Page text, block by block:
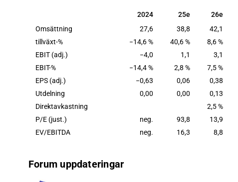
2024 25e 26e
2024 25e
26e
Omsättning
27,6 38,8
42,1
tillväxt-%
−14,6 % 40,6 %
8,6 %
EBIT (adj.)
−4,0 1,1
3,1
EBIT-%
−14,4 % 2,8 %
7,5 %
EPS (adj.)
−0,63 0,06
0,38
Utdelning
0,00 0,00
0,13
Direktavkastning
2,5 %
P/E (just.)
neg. 93,8
13,9
EV/EBITDA
neg. 16,3 8,8
Forum uppdateringar